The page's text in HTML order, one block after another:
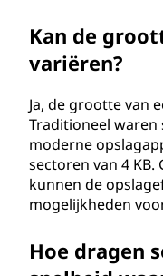
Kan de
variëren?
Ja, de grootte van
Traditioneel waren
moderne
sectoren van 4
kunnen de
mogelijkheden
Hoe dragen